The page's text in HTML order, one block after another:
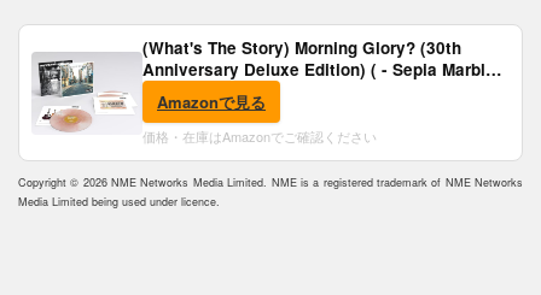
(What's The Story) Morning Glory? (30th
Anniversary Deluxe Edition) ( - Sepia Marble
Vinyl) [Analog]
Amazonで見る
価格・在庫はAmazonでご確認ください
Copyright © 2026 NME Networks Media Limited. NME is a registered trademark of NME Networks
Media Limited being used under licence.